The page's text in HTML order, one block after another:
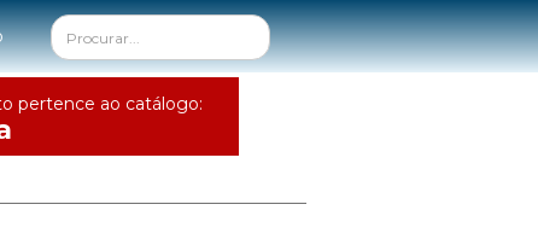
pertence ao catálogo: